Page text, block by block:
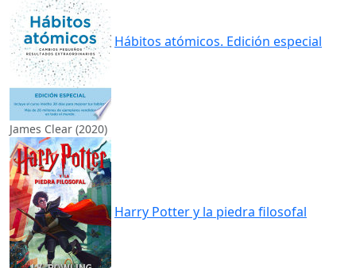
Hábitos atómicos. Edición especial
James Clear (2020)
Harry Potter y la piedra filosofal